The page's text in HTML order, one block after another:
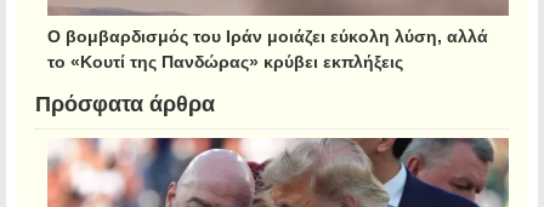
Ο βομβαρδισμός του Ιράν μοιάζει εύκολη λύση, αλλά
το «Κουτί της Πανδώρας» κρύβει εκπλήξεις
Πρόσφατα άρθρα